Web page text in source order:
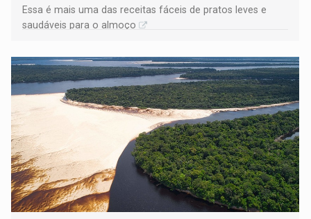
Essa é mais uma das receitas fáceis de pratos leves e
saudáveis para o almoço